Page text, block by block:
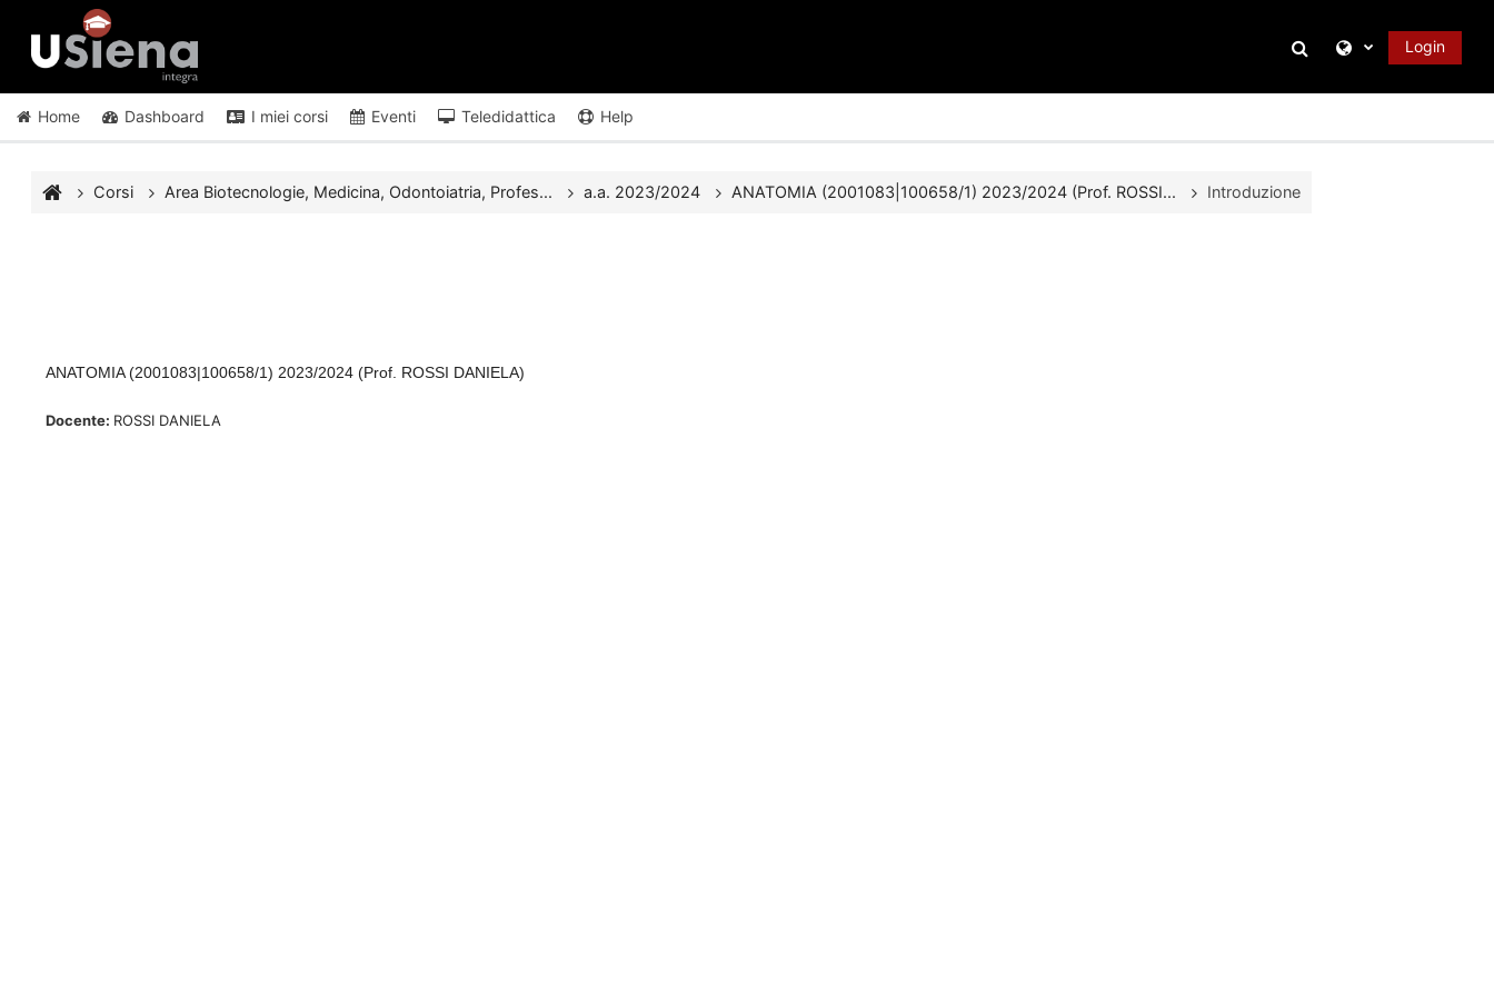
Vai al contenuto principale
Attiva/disattiva
Login
Home Dashboard I miei corsi Eventi Teledidattica Help
Corsi Area Biotecnologie, Medicina, Odontoiatria, Profes... a.a. 2023/2024 ANATOMIA (2001083|100658/1) 2023/2024 (Prof. ROSSI... Introduzione
ANATOMIA (2001083|100658/1) 2023/2024 (Prof. ROSSI DANIELA)
Docente: ROSSI DANIELA